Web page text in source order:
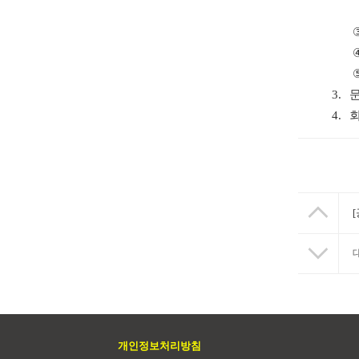
3.
4.
[
개인정보처리방침